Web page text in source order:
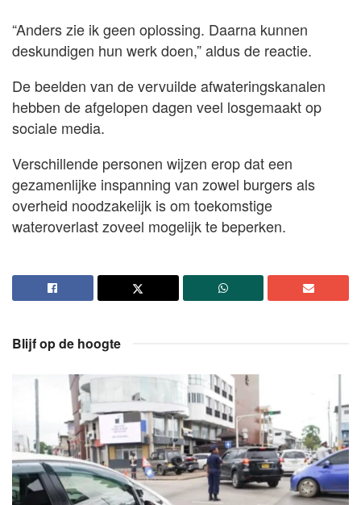
“Anders zie ik geen oplossing. Daarna kunnen
deskundigen hun werk doen,” aldus de reactie.
De beelden van de vervuilde afwateringskanalen
hebben de afgelopen dagen veel losgemaakt op
sociale media.
Verschillende personen wijzen erop dat een
gezamenlijke inspanning van zowel burgers als
overheid noodzakelijk is om toekomstige
wateroverlast zoveel mogelijk te beperken.
Blijf op de hoogte